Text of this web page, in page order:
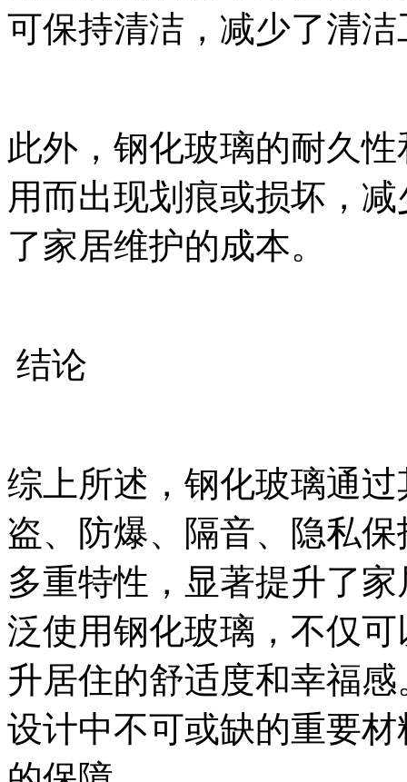
可保持清洁，减少了清
此外，钢化玻璃的耐久
用而出现划痕或损坏，
了家居维护的成本。
结论
综上所述，钢化玻璃通
盗、防爆、隔音、隐私
多重特性，显著提升了
泛使用钢化玻璃，不仅
升居住的舒适度和幸福
设计中不可或缺的重要